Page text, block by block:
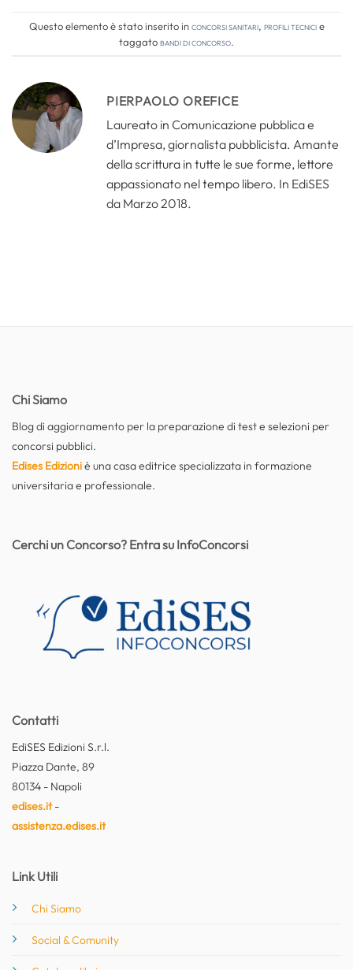
Questo elemento è stato inserito inConcorsi Sanitari, Profili tecnicie
taggatobandi di concorso.
PIERPAOLO OREFICE
Laureato in Comunicazione pubblica e
d’Impresa, giornalista pubblicista. Amante
della scrittura in tutte le sue forme, lettore
appassionato nel tempo libero. In EdiSES
da Marzo 2018.
Chi Siamo
Blog di aggiornamento per la preparazione di test e selezioni per
concorsi pubblici.
Edises Edizioniè una casa editrice specializzata in formazione
universitaria e professionale.
Contatti
EdiSES Edizioni S.r.l.
Piazza Dante, 89
80134 - Napoli
edises.it-
assistenza.edises.it
Link Utili
Chi Siamo
Social & Comunity
Cerchi un Concorso? Entra su InfoConcorsi